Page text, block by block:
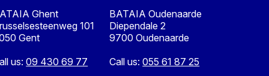
Ghent
101
Gent
us:09 430 69 77
BATAIA Oudenaarde
Diependale 2
9700 Oudenaarde
Call us:055 61 87 25